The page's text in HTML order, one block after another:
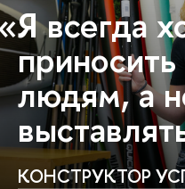
всегда
людям, а
КОНСТРУКТОР